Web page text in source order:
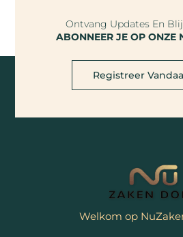
Ontvang Updates En
ABONNEER JE OP ONZE
Registreer
Welkom op